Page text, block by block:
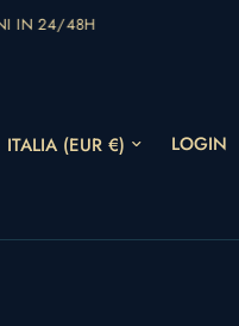
IN 24/48H
Aggiorna paese/area geografica
LOGIN